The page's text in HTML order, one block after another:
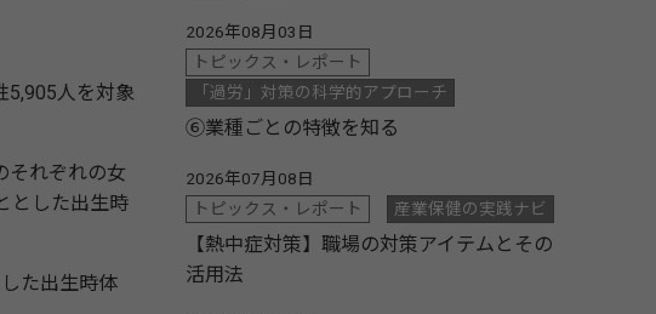
5,905人を対象
それぞれの女
とした出生時
た出生時体
2026年08月03日
トピックス・レポート
「過労」対策の科学的アプローチ
⑥業種ごとの特徴を知る
2026年07月08日
トピックス・レポート
産業保健の実践ナビ
【熱中症対策】職場の対策アイテムとその
活用法